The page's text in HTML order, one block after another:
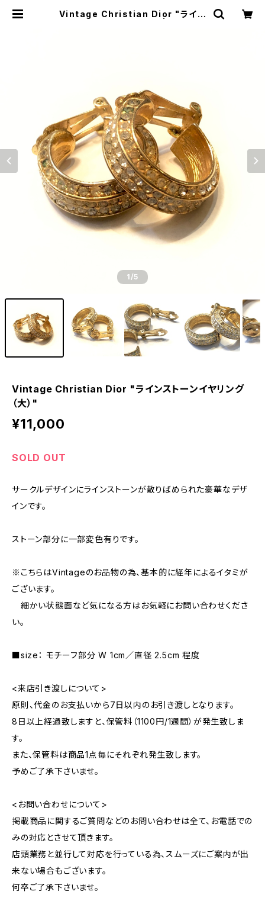
Vintage Christian Dior "ライン
1/5
Vintage Christian Dior "ラインストーンイヤリング
（大）"
¥11,000
SOLD OUT
サークルデザインにラインストーンが散りばめられた豪華なデザ
インです。
ストーン部分に一部変色有りです。
※こちらはVintageのお品物の為、基本的に経年によるイタミが
ございます。
細かい状態面など気になる方はお気軽にお問い合わせくださ
い。
■size： モチーフ部分 W 1cm／直径 2.5cm 程度
<来店引き渡しについて>
原則、代金のお支払いから7日以内のお引き渡しとなります。
8日以上経過致しますと、保管料（1100円/1週間）が発生致しま
す。
また、保管料は商品1点毎にそれぞれ発生致します。
予めご了承下さいませ。
<お問い合わせについて>
掲載商品に関するご質問などのお問い合わせは全て、お電話での
みの対応とさせて頂きます。
店頭業務と並行して対応を行っている為、スムーズにご案内が出
来ない場合もございます。
何卒ご了承下さいませ。